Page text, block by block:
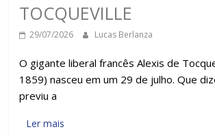
TOCQUEVILLE
29/07/2026 Lucas Berlanza
O gigante liberal francês Alexis de
1859) nasceu em um 29 de julho. Que
previu a
Ler mais